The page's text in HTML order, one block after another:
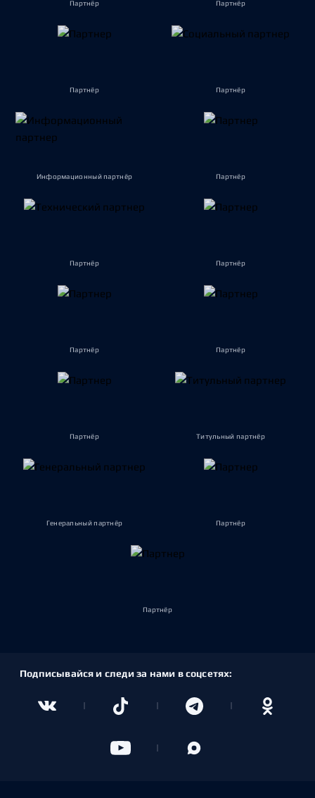
Партнёр Партнёр
Партнёр Партнёр
Информационный партнёр Партнёр
Партнёр Партнёр
Партнёр Партнёр
Партнёр Титульный партнёр
Генеральный партнёр Партнёр
Партнёр
Подписывайся и следи за нами в соцсетях: